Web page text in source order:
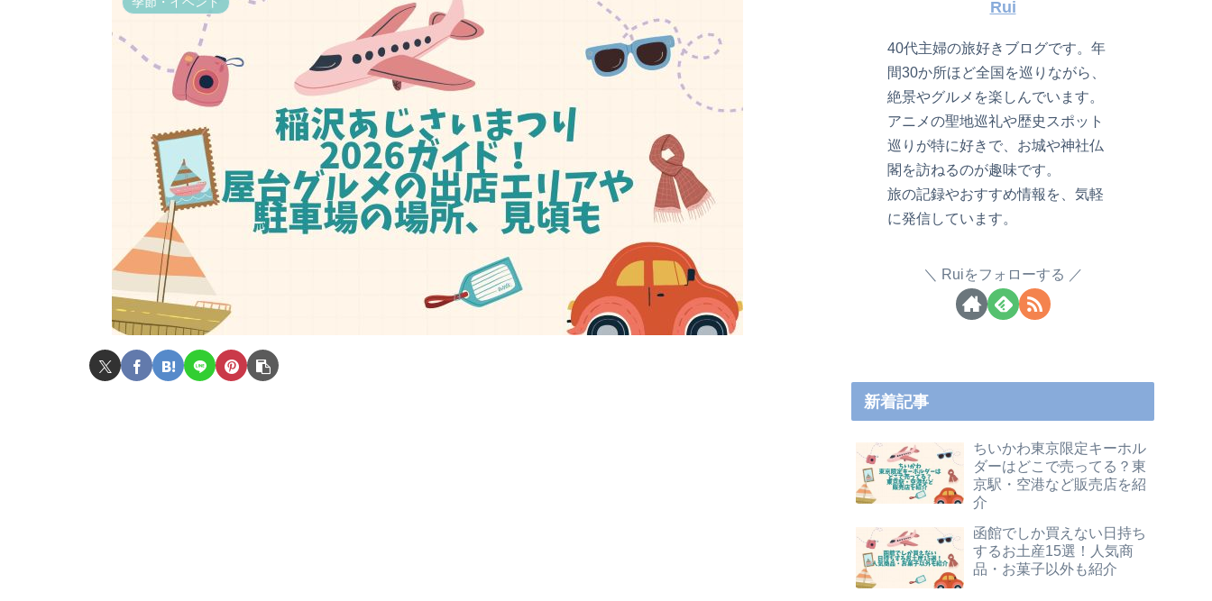
Rui
40代主婦の旅好きブログです。年
間30か所ほど全国を巡りながら、
絶景やグルメを楽しんでいます。
アニメの聖地巡礼や歴史スポット
巡りが特に好きで、お城や神社仏
閣を訪ねるのが趣味です。
旅の記録やおすすめ情報を、気軽
に発信しています。
Ruiをフォローする
新着記事
ちいかわ東京限定キーホル
ダーはどこで売ってる？東
京駅・空港など販売店を紹
介
函館でしか買えない日持ち
するお土産15選！人気商
品・お菓子以外も紹介